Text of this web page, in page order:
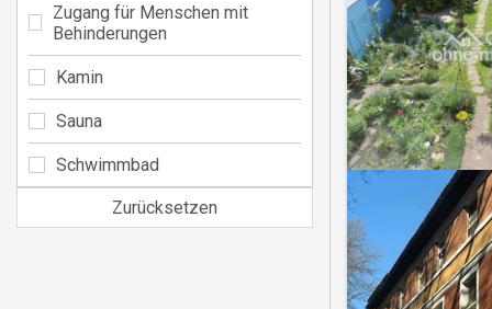
Zugang für Menschen mit
Behinderungen
Kamin
Sauna
Schwimmbad
Zurücksetzen